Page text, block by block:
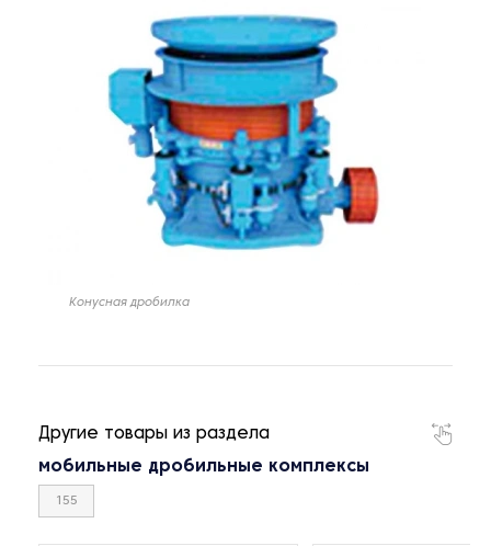
Конусная дробилка
Другие товары из раздела
мобильные дробильные комплексы
155